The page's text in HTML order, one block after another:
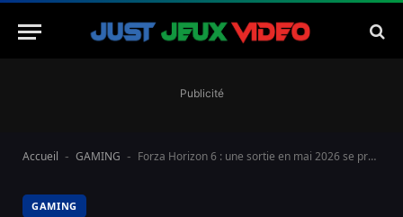
Publicité
Accueil - GAMING - Forza Horizon 6 : une sortie en mai 2026 se précise, jaquette et prix déjà dévoilés
GAMING